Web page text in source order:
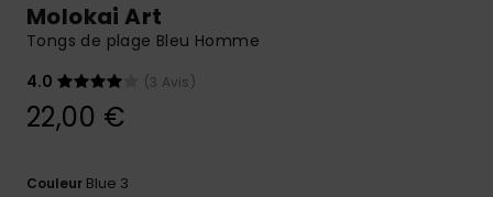
plus rapide
à votre
Démarrer
Molokai Art
Tongs de plage Bleu Homme
4.0
(3 Avis)
22,00 €
Couleur Blue 3